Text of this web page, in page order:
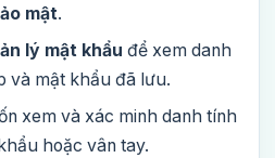
mật.
lý mật khẩu để xem danh
và mật khẩu đã lưu.
xem và xác minh danh tính
hoặc vân tay.